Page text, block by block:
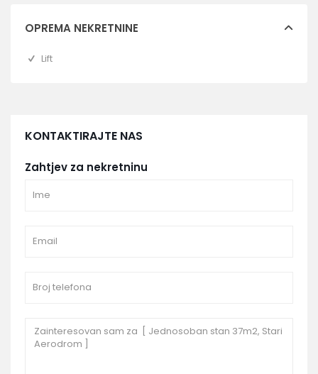
OPREMA NEKRETNINE
Lift
KONTAKTIRAJTE NAS
Zahtjev za nekretninu